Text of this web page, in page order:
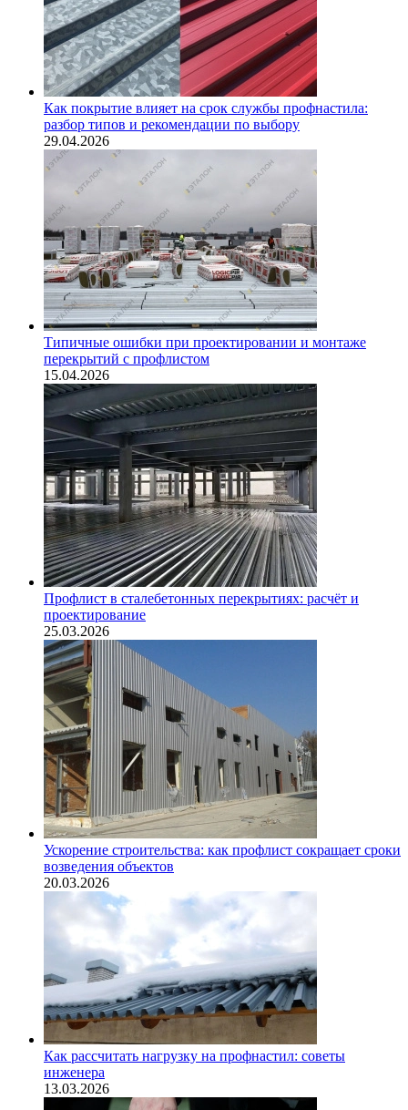
Как покрытие влияет на срок службы профнастила:
разбор типов и рекомендации по выбору
29.04.2026
Типичные ошибки при проектировании и монтаже
перекрытий с профлистом
15.04.2026
Профлист в сталебетонных перекрытиях: расчёт и
проектирование
25.03.2026
Ускорение строительства: как профлист сокращает сроки
возведения объектов
20.03.2026
Как рассчитать нагрузку на профнастил: советы
инженера
13.03.2026